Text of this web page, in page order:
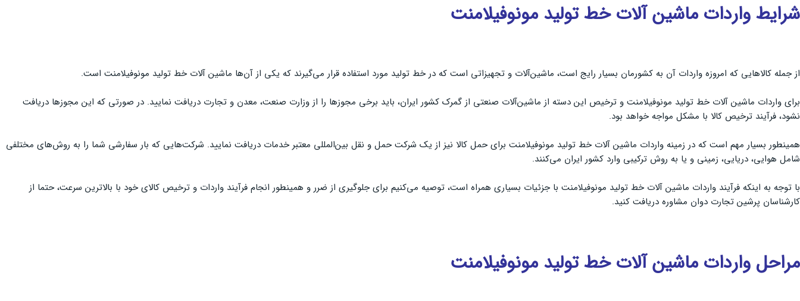
شرایط واردات ماشین آلات خط تولید مونوفیلامنت
از جمله کالاهایی که امروزه واردات آن به کشورمان بسیار رایج است، ماشین‌آلات و تجهیزاتی است که در خط تولید مورد استفاده قرار می‌گیرند که یکی از آن‌ها ماشین آلات خط تولید مونوفیلامنت است.
برای واردات ماشین آلات خط تولید مونوفیلامنت و ترخیص این دسته از ماشین‌آلات صنعتی از گمرک کشور ایران، باید برخی مجوزها را از وزارت صنعت، معدن و تجارت دریافت نمایید. در صورتی که این مجوزها دریافت
نشود، فرآیند ترخیص کالا با مشکل مواجه خواهد بود.
همینطور بسیار مهم است که در زمینه واردات ماشین آلات خط تولید مونوفیلامنت برای حمل کالا نیز از یک شرکت حمل و نقل بین‌المللی معتبر خدمات دریافت نمایید. شرکت‌هایی که بار سفارشی شما را به روش‌های مختلفی
شامل هوایی، دریایی، زمینی و یا به روش ترکیبی وارد کشور ایران می‌کنند.
با توجه به اینکه فرآیند واردات ماشین آلات خط تولید مونوفیلامنت با جزئیات بسیاری همراه است، توصیه می‌کنیم برای جلوگیری از ضرر و همینطور انجام فرآیند واردات و ترخیص کالای خود با بالاترین سرعت، حتما از
کارشناسان پرشین تجارت دوان مشاوره دریافت کنید.
مراحل واردات ماشین آلات خط تولید مونوفیلامنت